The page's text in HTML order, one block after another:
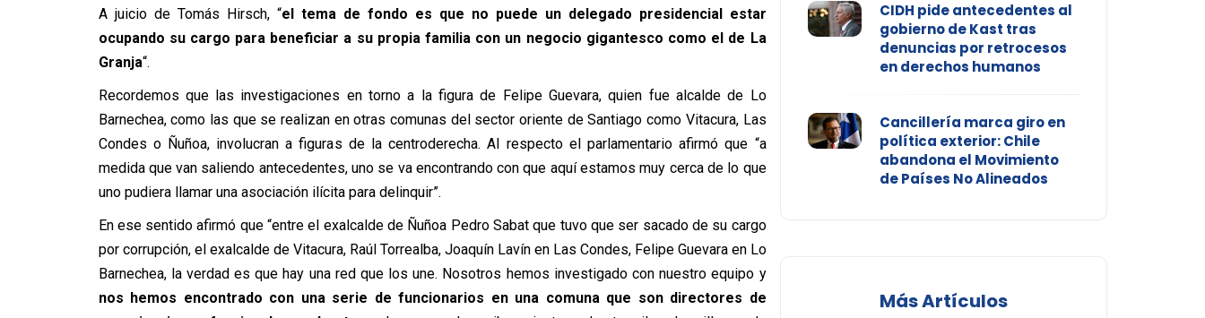
A juicio de Tomás Hirsch, “el tema de fondo es que no puede un delegado presidencial estar
ocupando su cargo para beneficiar a su propia familia con un negocio gigantesco como el de La
Granja“.
Recordemos que las investigaciones en torno a la figura de Felipe Guevara, quien fue alcalde de Lo
Barnechea, como las que se realizan en otras comunas del sector oriente de Santiago como Vitacura, Las
Condes o Ñuñoa, involucran a figuras de la centroderecha. Al respecto el parlamentario afirmó que “a
medida que van saliendo antecedentes, uno se va encontrando con que aquí estamos muy cerca de lo que
uno pudiera llamar una asociación ilícita para delinquir”.
En ese sentido afirmó que “entre el exalcalde de Ñuñoa Pedro Sabat que tuvo que ser sacado de su cargo
por corrupción, el exalcalde de Vitacura, Raúl Torrealba, Joaquín Lavín en Las Condes, Felipe Guevara en Lo
Barnechea, la verdad es que hay una red que los une. Nosotros hemos investigado con nuestro equipo y
nos hemos encontrado con una serie de funcionarios en una comuna que son directores de
CIDH pide antecedentes al
gobierno de Kast tras
denuncias por retrocesos
en derechos humanos
Cancillería marca giro en
política exterior: Chile
abandona el Movimiento
de Países No Alineados
Más Artículos